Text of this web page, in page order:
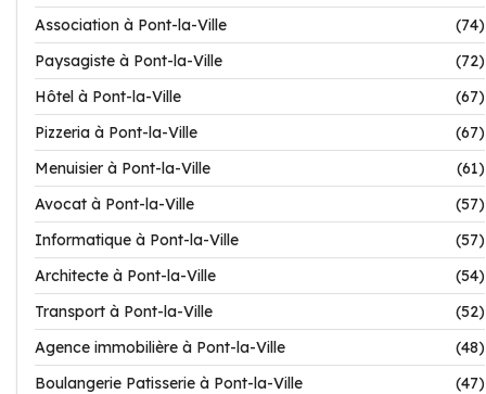
Association à Pont-la-Ville
(74)
Paysagiste à Pont-la-Ville
(72)
Hôtel à Pont-la-Ville
(67)
Pizzeria à Pont-la-Ville
(67)
Menuisier à Pont-la-Ville
(61)
Avocat à Pont-la-Ville
(57)
Informatique à Pont-la-Ville
(57)
Architecte à Pont-la-Ville
(54)
Transport à Pont-la-Ville
(52)
Agence immobilière à Pont-la-Ville
(48)
Boulangerie Patisserie à Pont-la-Ville
(47)